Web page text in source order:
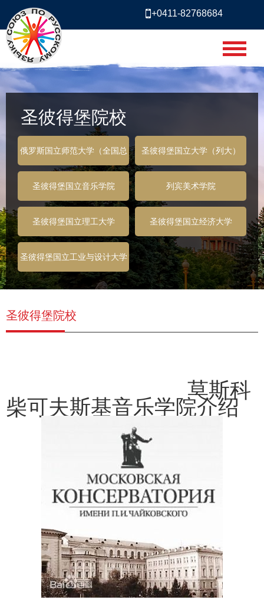
+0411-82768684
圣彼得堡院校
俄罗斯国立师范大学（全国总
代）
圣彼得堡国立大学（列大）
圣彼得堡国立音乐学院 列宾美术学院
圣彼得堡国立理工大学 圣彼得堡国立经济大学
圣彼得堡国立工业与设计大学
圣彼得堡院校
莫斯科
柴可夫斯基音乐学院介绍